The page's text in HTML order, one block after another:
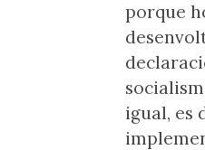
porque
igual, es